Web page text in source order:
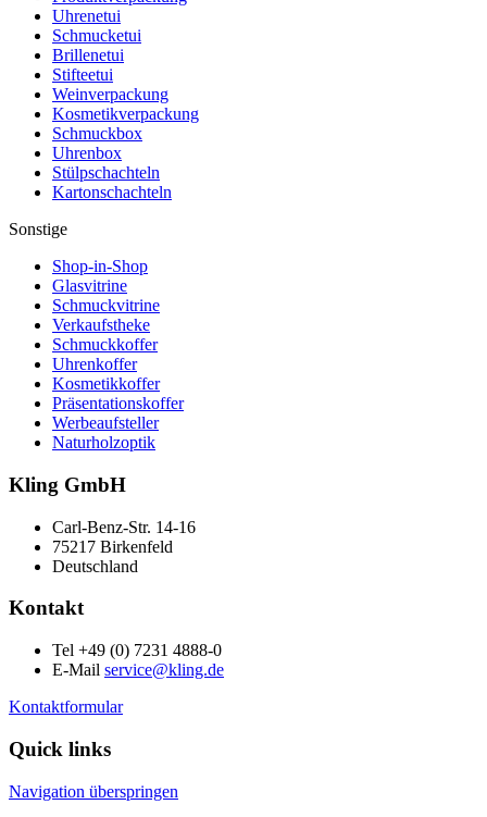
Uhrenetui
Schmucketui
Brillenetui
Stifteetui
Weinverpackung
Kosmetikverpackung
Schmuckbox
Uhrenbox
Stülpschachteln
Kartonschachteln
Sonstige
Shop-in-Shop
Glasvitrine
Schmuckvitrine
Verkaufstheke
Schmuckkoffer
Uhrenkoffer
Kosmetikkoffer
Präsentationskoffer
Werbeaufsteller
Naturholzoptik
Kling GmbH
Carl-Benz-Str. 14-16
75217 Birkenfeld
Deutschland
Kontakt
Tel +49 (0) 7231 4888-0
E-Mail service@kling.de
Kontaktformular
Quick links
Navigation überspringen